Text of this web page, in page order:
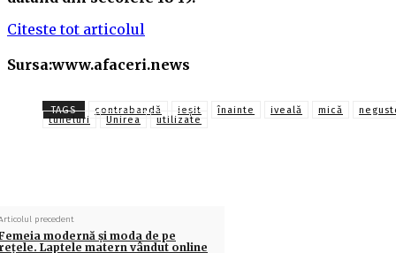
Citeste tot articolul
Sursa:www.afaceri.news
TAGS contrabandă ieşit înainte iveală mică
tuneluri
Unirea utilizate
precedent
modernă și moda de pe
Laptele matern vândut online